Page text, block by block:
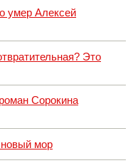
умер Алексей
Это
Сорокина
мор